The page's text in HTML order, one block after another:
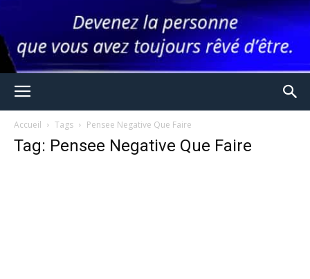
Accueil Tags Pensee Negative Que Faire
Tag: Pensee Negative Que Faire